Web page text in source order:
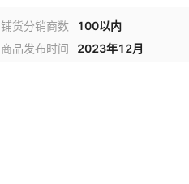
铺货分销商数
100以内
商品发布时间 2023年12月